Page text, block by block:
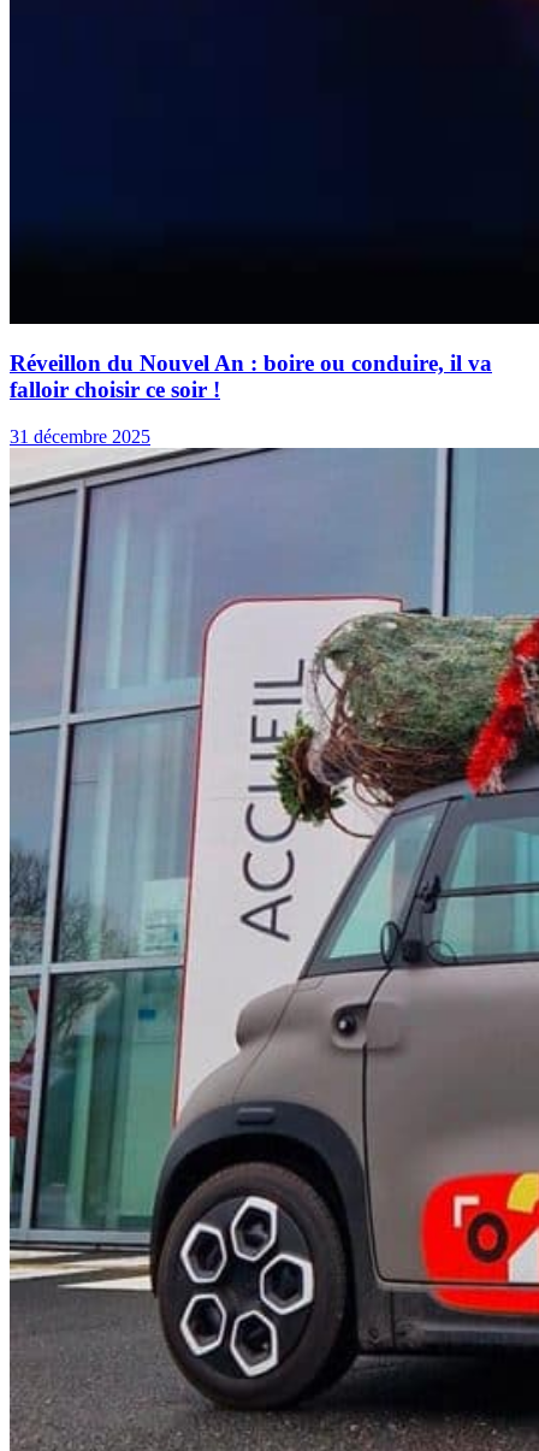
Réveillon du Nouvel An : boire ou conduire, il va
falloir choisir ce soir !
31 décembre 2025